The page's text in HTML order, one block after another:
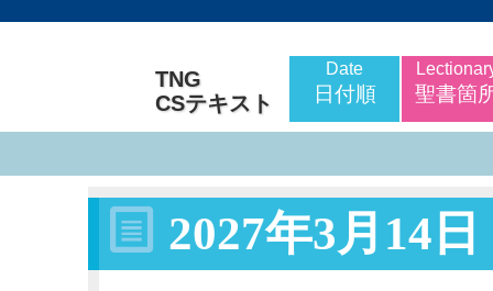
TNG
CSテキスト
Date
日付順 聖書箇
2027年3月14